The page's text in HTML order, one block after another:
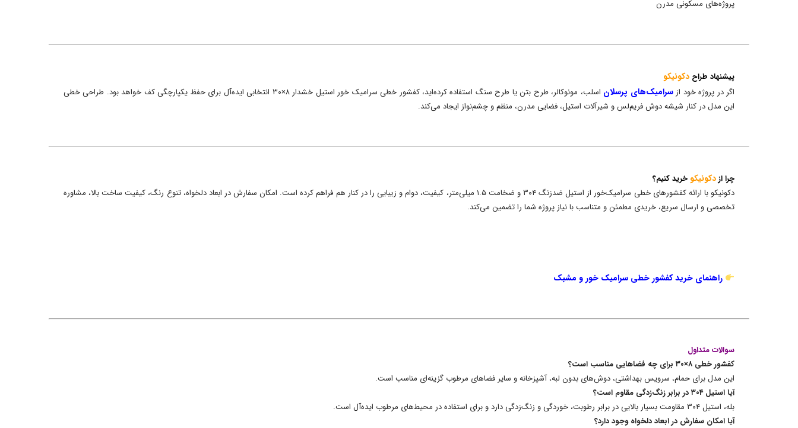
پروژه‌های مسکونی مدرن
پیشنهاد طراح دکونیکو
اگر در پروژه خود ازسرامیک‌های پرسلان
اسلب، مونوکالر، طرح بتن یا طرح سنگ استفاده کرده‌اید، کفشور خطی سرامیک خور استیل خشدار ۸×۳۰ انتخابی ایده‌آل برای حفظ یکپارچگی کف خواهد بود. طراحی خطی
این مدل در کنار شیشه دوش فریم‌لس و شیرآلات استیل، فضایی مدرن، منظم و چشم‌نواز ایجاد می‌کند.
چرا ازدکونیکو خرید کنیم؟
دکونیکو با ارائه کفشورهای خطی سرامیک‌خور از استیل ضدزنگ ۳۰۴ و ضخامت ۱.۵ میلی‌متر، کیفیت، دوام و زیبایی را در کنار هم فراهم کرده است. امکان سفارش در ابعاد دلخواه، تنوع رنگ، کیفیت ساخت بالا، مشاوره
تخصصی و ارسال سریع، خریدی مطمئن و متناسب با نیاز پروژه شما را تضمین می‌کند.
راهنمای خرید کفشور خطی سرامیک خور و مشبک
سوالات متداول
کفشور خطی ۸×۳۰ برای چه فضاهایی مناسب است؟
این مدل برای حمام، سرویس بهداشتی، دوش‌های بدون لبه، آشپزخانه و سایر فضاهای مرطوب گزینه‌ای مناسب است.
آیا استیل ۳۰۴ در برابر زنگ‌زدگی مقاوم است؟
بله، استیل ۳۰۴ مقاومت بسیار بالایی در برابر رطوبت، خوردگی و زنگ‌زدگی دارد و برای استفاده در محیط‌های مرطوب ایده‌آل است.
آیا امکان سفارش در ابعاد دلخواه وجود دارد؟